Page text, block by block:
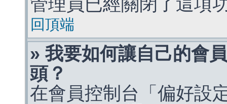
管理員已經關閉了這項
回頂端
» 我要如何讓自己的會
頭？
在會員控制台「偏好設